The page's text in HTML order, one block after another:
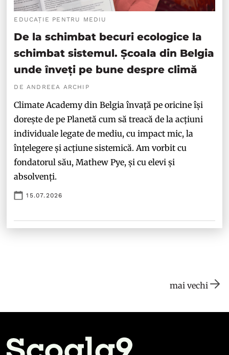
EDUCAȚIE PENTRU MEDIU
De la schimbat becuri ecologice la
schimbat sistemul. Școala din Belgia
unde înveți pe bune despre climă
DE ANDREEA ARCHIP
Climate Academy din Belgia învață pe oricine își
dorește de pe Planetă cum să treacă de la acțiuni
individuale legate de mediu, cu impact mic, la
înțelegere și acțiune sistemică. Am vorbit cu
fondatorul său, Mathew Pye, și cu elevi și
absolvenți.
15.07.2026
mai vechi